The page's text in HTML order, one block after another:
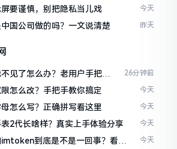
要谨慎，别把隐私当儿戏 今天
国公司做的吗？一文说清楚 昨天
见了怎么办？老用户手把手
26分钟前
怎么改？手把手教你搞定 今天
怎么写？正确拼写看这里 今天
2代长啥样？真实上手体验分享 今天
到底是不是一回事？看完
今天